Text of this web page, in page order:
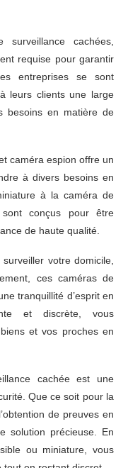
cachées,
requise pour garantir
entreprises se sont
leurs clients une large
besoins en matière de
caméra espion offre un
à divers besoins en
à la caméra de
sont conçus pour être
de haute qualité.
votre domicile,
ces caméras de
tranquillité d’esprit en
et discrète, vous
et vos proches en
cachée est une
Que ce soit pour la
de preuves en
solution précieuse. En
ou miniature, vous